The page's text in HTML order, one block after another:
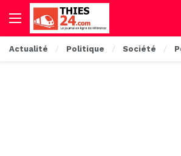
Actualité Politique Société